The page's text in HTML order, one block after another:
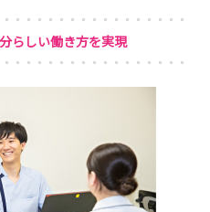
らしい働き方を実現